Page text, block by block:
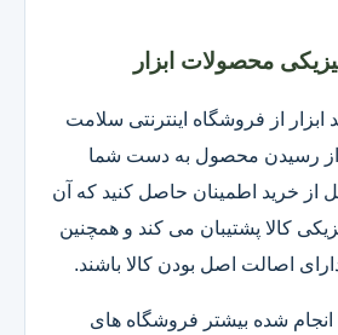
محصولات ابزار
ابزار از فروشگاه اینترنتی سلامت
از رسیدن محصول به دست شما
خرید اطمینان حاصل کنید که آن
کالا پشتیبان می کند و همچنین
اصالت اصل بودن کالا باشند.
شده بیشتر فروشگاه های